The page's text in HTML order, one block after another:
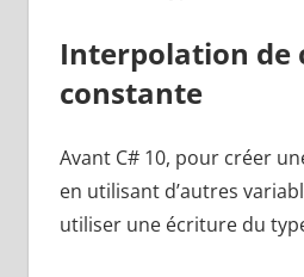
Interpolation de
constante
Avant C# 10, pour créer
en utilisant d’autres
utiliser une écriture du